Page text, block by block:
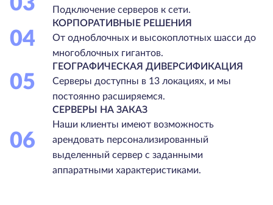
Подключение серверов к сети.
04
КОРПОРАТИВНЫЕ РЕШЕНИЯ
От одноблочных и высокоплотных шасси до
многоблочных гигантов.
05
ГЕОГРАФИЧЕСКАЯ ДИВЕРСИФИКАЦИЯ
Серверы доступны в 13 локациях, и мы
постоянно расширяемся.
06
СЕРВЕРЫ НА ЗАКАЗ
Наши клиенты имеют возможность
арендовать персонализированный
выделенный сервер с заданными
аппаратными характеристиками.